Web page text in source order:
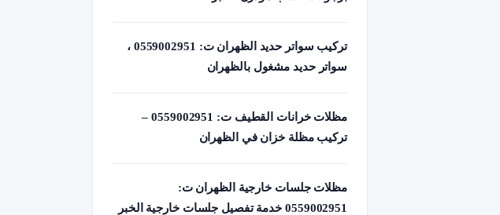
تركيب سواتر حديد الظهران ت: 0559002951 ،
سواتر حديد مشغول بالظهران
مظلات خرانات القطيف ت: 0559002951 –
تركيب مظلة خزان في الظهران
مظلات جلسات خارجية الظهران ت:
0559002951 خدمة تفصيل جلسات خارجية الخبر